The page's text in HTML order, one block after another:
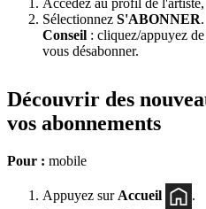
Accédez au profil de
Sélectionnez S'ABONNER.
Conseil : cliquez/appuyez
vous désabonner.
Découvrir des
vos abonnements
Pour : mobile
Appuyez sur Accueil
.